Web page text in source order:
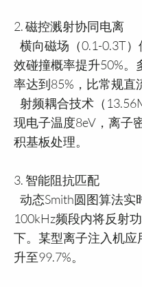
2. 磁控溅射协同电离
横向磁场（0.1-0.3T
效碰撞概率提升50%。
率达到85%，比常规直
射频耦合技术（
现电子温度8eV，离子
积基板处理。
3. 智能阻抗匹配
动态Smith圆图算法实
100kHz频段内将反射
下。某型离子注入机
升至99.7%。